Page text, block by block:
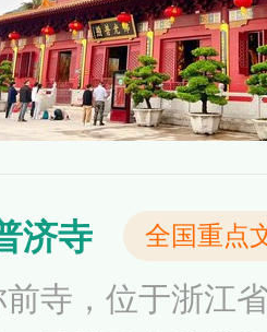
济寺 全国重点
寺，位于浙江